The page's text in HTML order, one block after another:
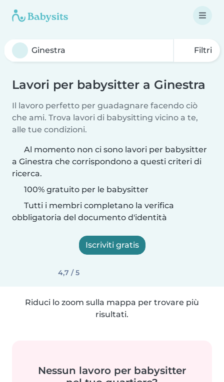
Filtri
Lavori per babysitter a Ginestra
Il lavoro perfetto per guadagnare facendo ciò
che ami. Trova lavori di babysitting vicino a te,
alle tue condizioni.
Al momento non ci sono lavori per babysitter
a Ginestra che corrispondono a questi criteri di
ricerca.
100% gratuito per le babysitter
Tutti i membri completano la verifica
obbligatoria del documento d'identità
Iscriviti gratis
4,7 / 5
Riduci lo zoom sulla mappa per trovare più
risultati.
Nessun lavoro per babysitter